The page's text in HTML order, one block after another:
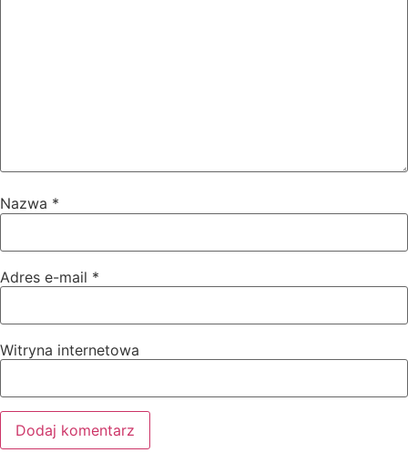
Nazwa *
Adres e-mail *
Witryna internetowa